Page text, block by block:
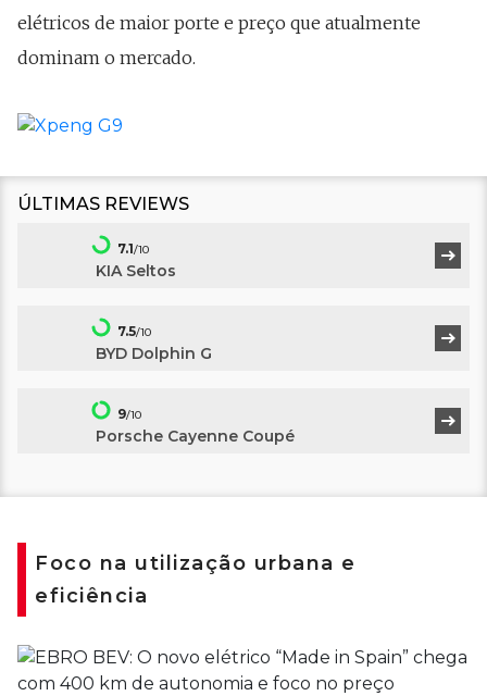
elétricos de maior porte e preço que atualmente
dominam o mercado.
ÚLTIMAS REVIEWS
7.1/10
KIA Seltos
7.5/10
BYD Dolphin G
9/10
Porsche Cayenne Coupé
Foco na utilização urbana e
eficiência